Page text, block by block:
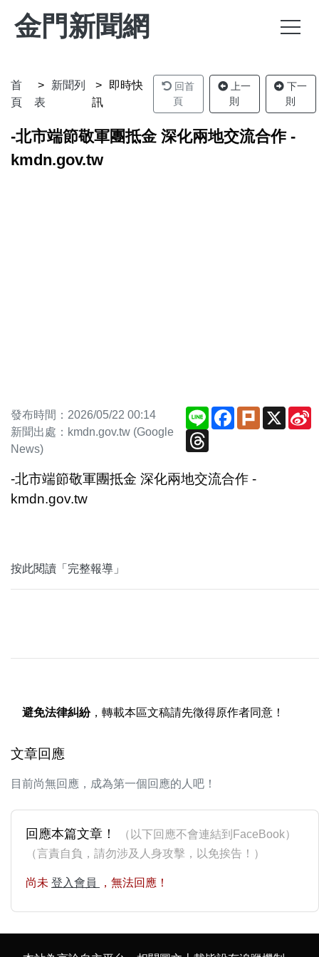
金門新聞網
首
頁
新聞列
表
即時快
訊
回首
頁
上一
則
下一
則
-北市端節敬軍團抵金 深化兩地交流合作 -
kmdn.gov.tw
發布時間：2026/05/22 00:14
新聞出處：kmdn.gov.tw (Google
News)
Line Facebook
Plurk X
-北市端節敬軍團抵金 深化兩地交流合作 -
kmdn.gov.tw
按此閱讀「完整報導」
避免法律糾紛，轉載本區文稿請先徵得原作者同意！
文章回應
目前尚無回應，成為第一個回應的人吧！
回應本篇文章！
（以下回應不會連結到FaceBook）
（言責自負，請勿涉及人身攻擊，以免挨告！）
尚未 登入會員 ，無法回應！